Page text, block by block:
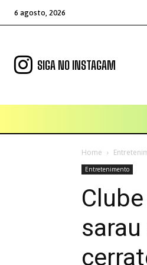
6 agosto, 2026
SIGA NO INSTAGAM
Home
Entretenimento